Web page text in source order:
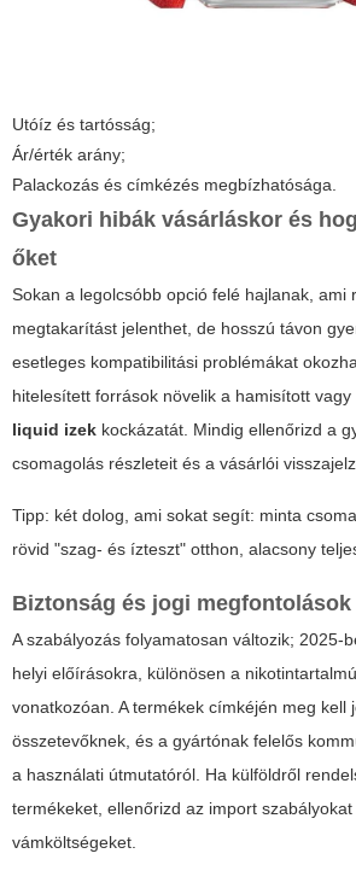
Utóíz és tartósság;
Ár/érték arány;
Palackozás és címkézés megbízhatósága.
Gyakori hibák vásárláskor és
őket
Sokan a legolcsóbb opció felé hajlanak, ami
megtakarítást jelenthet, de hosszú távon
esetleges kompatibilitási problémákat
hitelesített források növelik a hamisított vagy
liquid izek kockázatát. Mindig ellenőrizd a
csomagolás részleteit és a vásárlói
Tipp: két dolog, ami sokat segít: minta
rövid "szag- és ízteszt" otthon, alacsony
Biztonság és jogi megfontolások
A szabályozás folyamatosan változik; 2025-
helyi előírásokra, különösen a
vonatkozóan. A termékek címkéjén meg kell
összetevőknek, és a gyártónak felelős
a használati útmutatóról. Ha külföldről
termékeket, ellenőrizd az import
vámköltségeket.